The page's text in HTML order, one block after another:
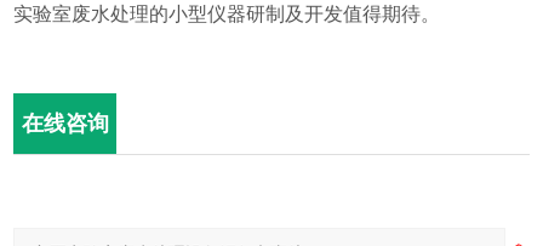
实验室废水处理的小型仪器研制及开发值得期待。
在线咨询